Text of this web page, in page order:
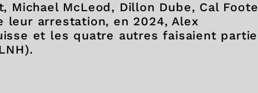
Michael McLeod, Dillon Dube, Cal Foote
leur arrestation, en 2024, Alex
et les quatre autres faisaient partie